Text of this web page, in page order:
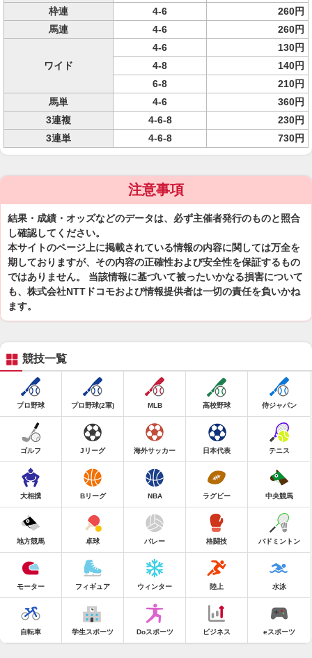
枠連
4-6
260円
馬連
4-6 260円
ワイド
4-6
130円
4-8
140円
6-8
210円
馬単
4-6
360円
3連複
4-6-8
230円
3連単
4-6-8 730円
注意事項
結果・成績・オッズなどのデータは、必ず主催者発行のものと照合
し確認してください。
本サイトのページ上に掲載されている情報の内容に関しては万全を
期しておりますが、その内容の正確性および安全性を保証するもの
ではありません。 当該情報に基づいて被ったいかなる損害について
も、株式会社NTTドコモおよび情報提供者は一切の責任を負いかね
ます。
競技一覧
プロ野球 プロ野球(2軍) MLB 高校野球 侍ジャパン
ゴルフ Jリーグ 海外サッカー 日本代表 テニス
大相撲 Bリーグ NBA ラグビー 中央競馬
地方競馬 卓球 バレー 格闘技 バドミントン
モーター フィギュア ウィンター 陸上 水泳
自転車 学生スポーツ Doスポーツ ビジネス eスポーツ